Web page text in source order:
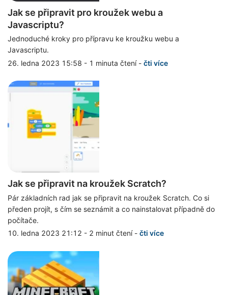
Jak se připravit pro kroužek webu a
Javascriptu?
Jednoduché kroky pro přípravu ke kroužku webu a
Javascriptu.
26. ledna 2023 15:58 - 1 minuta čtení- čti více
Jak se připravit na kroužek Scratch?
Pár základních rad jak se připravit na kroužek Scratch. Co si
předen projít, s čím se seznámit a co nainstalovat případně do
počítače.
10. ledna 2023 21:12 - 2 minut čtení- čti více